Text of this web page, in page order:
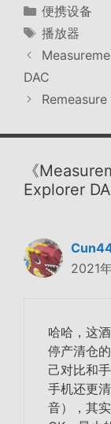
分
类
便携设备
标
签
播放器
DAC
《
Explorer
2021
哈哈，这
停产清仓
己对比和
手机还更
音），其